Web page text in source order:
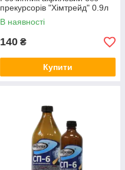
прекурсорів "Хімтрейд" 0.9л
В наявності
140 ₴
Купити